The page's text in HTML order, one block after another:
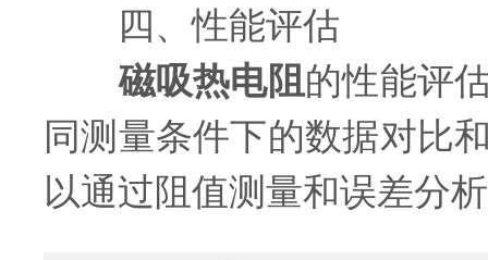
四、性能评估
磁吸热电阻 的性能评
同测量条件下的数据对比
以通过阻值测量和误差分